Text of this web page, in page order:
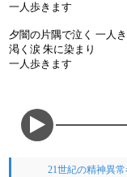
一人歩きます
夕闇の片隅で泣く 一人
渇く涙 朱に染まり
一人歩きます
21世紀の精神異